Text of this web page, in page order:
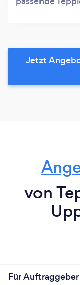
Jetzt
von
Für Auftraggeber